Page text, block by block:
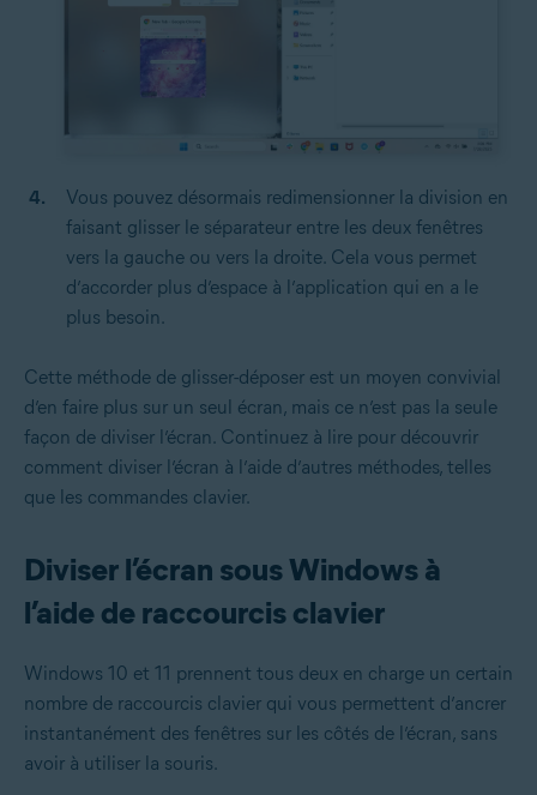
Vous pouvez désormais redimensionner la division en
faisant glisser le séparateur entre les deux fenêtres
vers la gauche ou vers la droite. Cela vous permet
d’accorder plus d’espace à l’application qui en a le
plus besoin.
Cette méthode de glisser-déposer est un moyen convivial
d’en faire plus sur un seul écran, mais ce n’est pas la seule
façon de diviser l’écran. Continuez à lire pour découvrir
comment diviser l’écran à l’aide d’autres méthodes, telles
que les commandes clavier.
Diviser l’écran sous Windows à
l’aide de raccourcis clavier
Windows 10 et 11 prennent tous deux en charge un certain
nombre de raccourcis clavier qui vous permettent d’ancrer
instantanément des fenêtres sur les côtés de l’écran, sans
avoir à utiliser la souris.